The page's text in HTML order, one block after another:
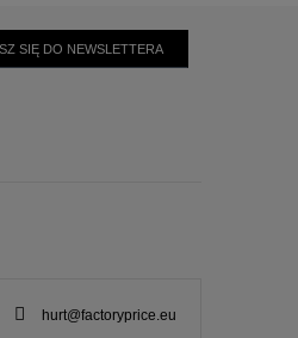
SIĘ DO NEWSLETTERA
hurt@factoryprice.eu